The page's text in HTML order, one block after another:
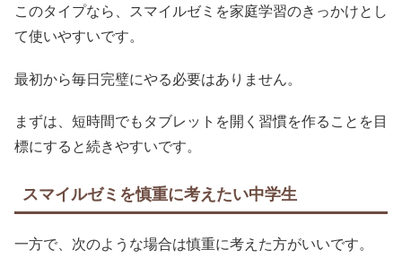
このタイプなら、スマイルゼミを家庭学習のきっかけとし
て使いやすいです。
最初から毎日完璧にやる必要はありません。
まずは、短時間でもタブレットを開く習慣を作ることを目
標にすると続きやすいです。
スマイルゼミを慎重に考えたい中学生
一方で、次のような場合は慎重に考えた方がいいです。